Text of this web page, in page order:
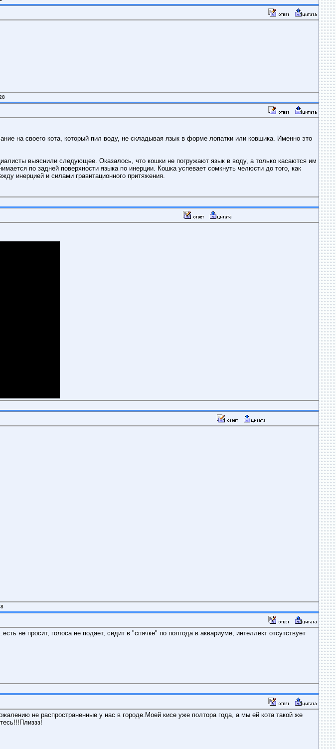
на своего кота, который пил воду, не складывая язык в форме лопатки или ковшика. Именно это
выяснили следующее. Оказалось, что кошки не погружают язык в воду, а только касаются им
по задней поверхности языка по инерции. Кошка успевает сомкнуть челюсти до того, как
инерцией и силами гравитационного притяжения.
не просит, голоса не подает, сидит в "спячке" по полгода в аквариуме, интеллект отсутствует
не распространенные у нас в городе.Моей кисе уже полтора года, а мы ей кота такой же